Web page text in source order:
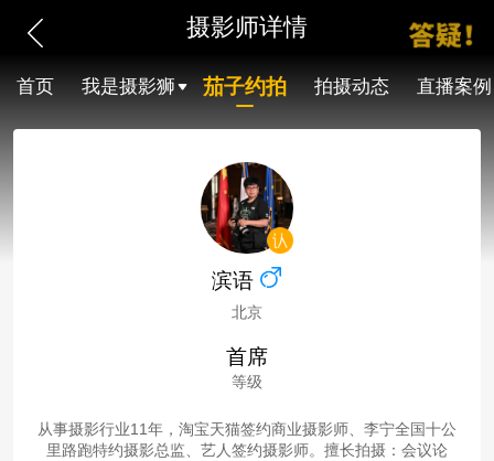
摄影师详情
首页 我是摄影狮 茄子约拍 拍摄动态 直播案例
滨语
北京
首席
等级
从事摄影行业11年，淘宝天猫签约商业摄影师、李宁全国十公
里路跑特约摄影总监、艺人签约摄影师。擅长拍摄：会议论